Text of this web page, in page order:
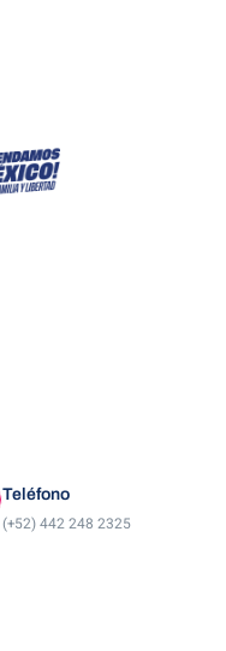
Teléfono
(+52) 442 248 2325